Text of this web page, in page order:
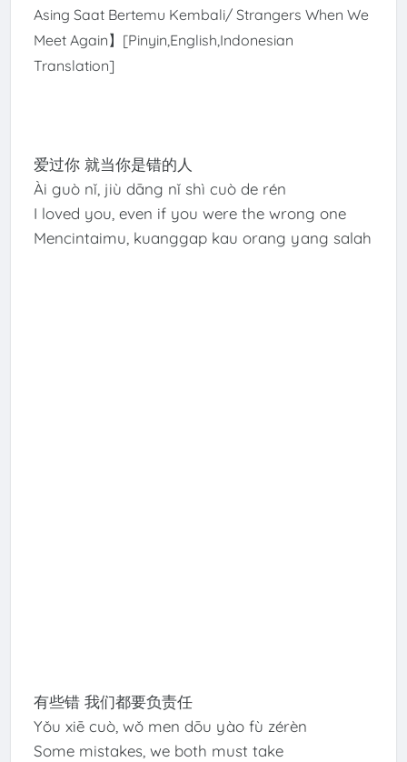
Asing Saat Bertemu Kembali/ Strangers When We
Meet Again】[Pinyin,English,Indonesian
Translation]
爱过你 就当你是错的人
Ài guò nǐ, jiù dāng nǐ shì cuò de rén
I loved you, even if you were the wrong one
Mencintaimu, kuanggap kau orang yang salah
有些错 我们都要负责任
Yǒu xiē cuò, wǒ men dōu yào fù zérèn
Some mistakes, we both must take